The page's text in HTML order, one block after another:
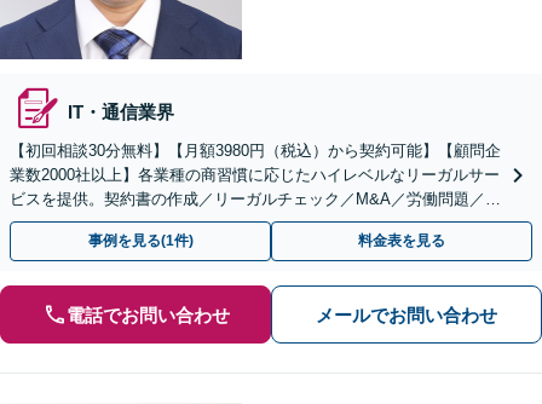
IT・通信業界
【初回相談30分無料】【月額3980円（税込）から契約可能】【顧問企
業数2000社以上】各業種の商習慣に応じたハイレベルなリーガルサー
ビスを提供。契約書の作成／リーガルチェック／M&A／労働問題／知
的財産等、お任せください【他士業連携可能】
事例を見る(1件) 料金表を見る
電話でお問い合わせ メールでお問い合わせ